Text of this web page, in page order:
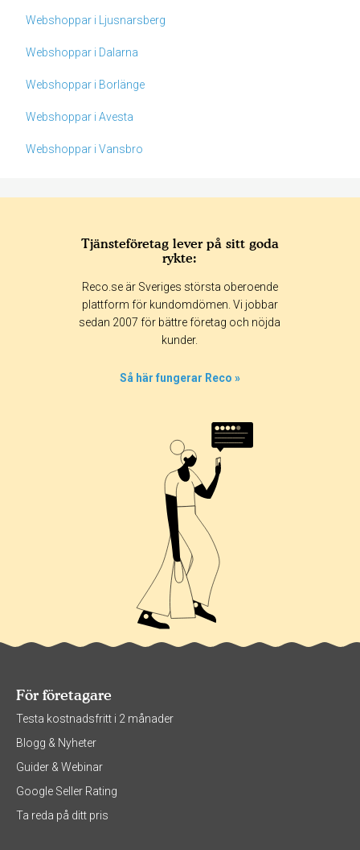
Webshoppar i Ljusnarsberg
Webshoppar i Dalarna
Webshoppar i Borlänge
Webshoppar i Avesta
Webshoppar i Vansbro
365 dagar 90 dagar
30 dagar
Tjänsteföretag lever på sitt goda
rykte:
Reco.se är Sveriges största oberoende
plattform för kundomdömen. Vi jobbar
sedan 2007 för bättre företag och nöjda
kunder.
Så här fungerar Reco »
För företagare
Testa kostnadsfritt i 2 månader
Blogg & Nyheter
Guider & Webinar
Google Seller Rating
Ta reda på ditt pris